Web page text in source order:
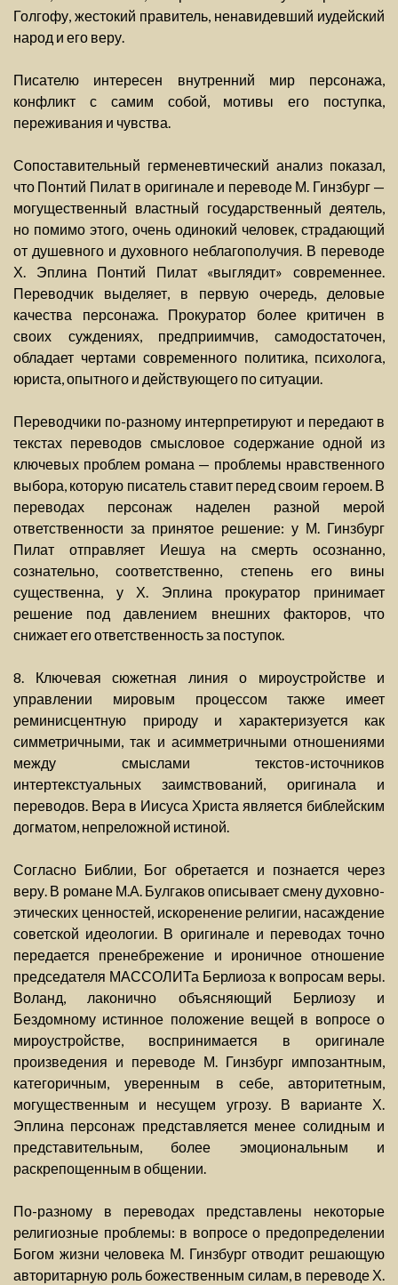
Голгофу, жестокий правитель, ненавидевший иудейский
народ и его веру.
Писателю интересен внутренний мир персонажа,
конфликт с самим собой, мотивы его поступка,
переживания и чувства.
Сопоставительный герменевтический анализ показал,
что Понтий Пилат в оригинале и переводе М. Гинзбург —
могущественный властный государственный деятель,
но помимо этого, очень одинокий человек, страдающий
от душевного и духовного неблагополучия. В переводе
Х. Эплина Понтий Пилат «выглядит» современнее.
Переводчик выделяет, в первую очередь, деловые
качества персонажа. Прокуратор более критичен в
своих суждениях, предприимчив, самодостаточен,
обладает чертами современного политика, психолога,
юриста, опытного и действующего по ситуации.
Переводчики по-разному интерпретируют и передают в
текстах переводов смысловое содержание одной из
ключевых проблем романа — проблемы нравственного
выбора, которую писатель ставит перед своим героем. В
переводах персонаж наделен разной мерой
ответственности за принятое решение: у М. Гинзбург
Пилат отправляет Иешуа на смерть осознанно,
сознательно, соответственно, степень его вины
существенна, у Х. Эплина прокуратор принимает
решение под давлением внешних факторов, что
снижает его ответственность за поступок.
8. Ключевая сюжетная линия о мироустройстве и
управлении мировым процессом также имеет
реминисцентную природу и характеризуется как
симметричными, так и асимметричными отношениями
между смыслами текстов-источников
интертекстуальных заимствований, оригинала и
переводов. Вера в Иисуса Христа является библейским
догматом, непреложной истиной.
Согласно Библии, Бог обретается и познается через
веру. В романе М.А. Булгаков описывает смену духовно-
этических ценностей, искоренение религии, насаждение
советской идеологии. В оригинале и переводах точно
передается пренебрежение и ироничное отношение
председателя МАССОЛИТа Берлиоза к вопросам веры.
Воланд, лаконично объясняющий Берлиозу и
Бездомному истинное положение вещей в вопросе о
мироустройстве, воспринимается в оригинале
произведения и переводе М. Гинзбург импозантным,
категоричным, уверенным в себе, авторитетным,
могущественным и несущем угрозу. В варианте Х.
Эплина персонаж представляется менее солидным и
представительным, более эмоциональным и
раскрепощенным в общении.
По-разному в переводах представлены некоторые
религиозные проблемы: в вопросе о предопределении
Богом жизни человека М. Гинзбург отводит решающую
авторитарную роль божественным силам, в переводе Х.